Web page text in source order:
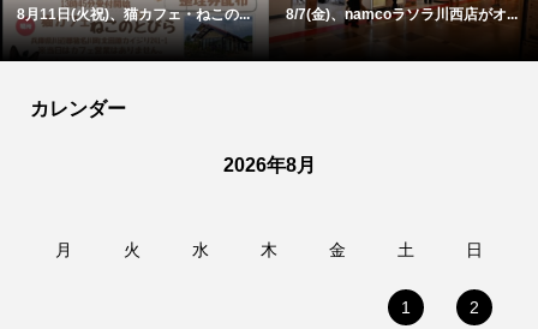
8月11日(火祝)、猫カフェ・ねこの... 8/7(金)、namcoラソラ川西店がオ...
カレンダー
2026年8月
月 火 水 木 金 土 日
1 2